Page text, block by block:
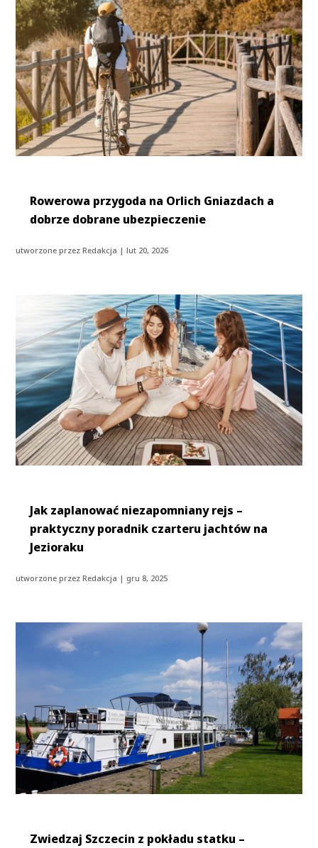
Rowerowa przygoda na Orlich Gniazdach a
dobrze dobrane ubezpieczenie
utworzone przezRedakcja |lut 20, 2026
Jak zaplanować niezapomniany rejs –
praktyczny poradnik czarteru jachtów na
Jezioraku
utworzone przezRedakcja | gru 8, 2025
Zwiedzaj Szczecin z pokładu statku –